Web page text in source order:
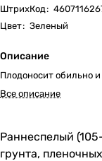
ШтрихКод:
Цвет: Зеленый
Описание
Плодоносит обильно и
Все описание
Раннеспелый
грунта,